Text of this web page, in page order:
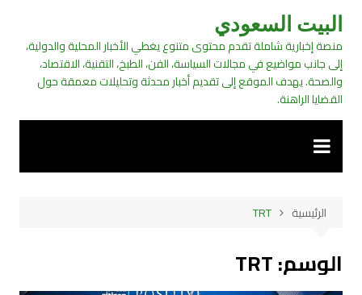
التجاوز
المحتوى
البيت السعودي
منصة إخبارية شاملة تقدم محتوى متنوع يغطي الأخبار المحلية والدولية،
إلى جانب مواضيع في مجالات السياسة، الفن، الطبخ، التقنية، الاقتصاد،
والصحة. يهدف الموقع إلى تقديم أخبار محدثة وتحليلات معمقة حول
القضايا الراهنة.
الرئيسية TRT
الوسم:TRT